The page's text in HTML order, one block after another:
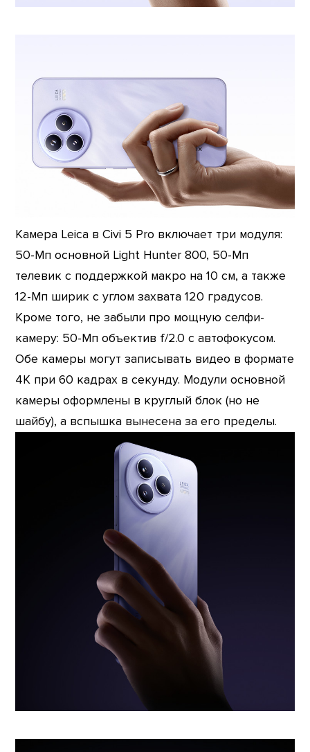
Камера Leica в Civi 5 Pro включает три модуля:
50-Мп основной Light Hunter 800, 50-Мп
телевик с поддержкой макро на 10 см, а также
12-Мп ширик с углом захвата 120 градусов.
Кроме того, не забыли про мощную селфи-
камеру: 50-Мп объектив f/2.0 с автофокусом.
Обе камеры могут записывать видео в формате
4K при 60 кадрах в секунду. Модули основной
камеры оформлены в круглый блок (но не
шайбу), а вспышка вынесена за его пределы.